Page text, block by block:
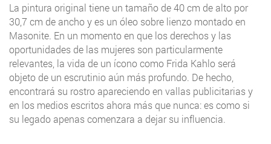
La pintura original tiene un tamaño de 40 cm de alto por
30,7 cm de ancho y es un óleo sobre lienzo montado en
Masonite. En un momento en que los derechos y las
oportunidades de las mujeres son particularmente
relevantes, la vida de un ícono como Frida Kahlo será
objeto de un escrutinio aún más profundo. De hecho,
encontrará su rostro apareciendo en vallas publicitarias y
en los medios escritos ahora más que nunca: es como si
su legado apenas comenzara a dejar su influencia.